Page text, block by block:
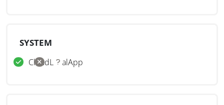
SYSTEM
CloudLokalApp